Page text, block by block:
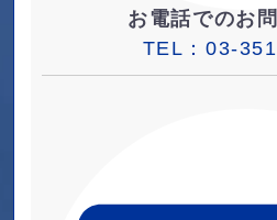
お電話でのお
TEL：03-